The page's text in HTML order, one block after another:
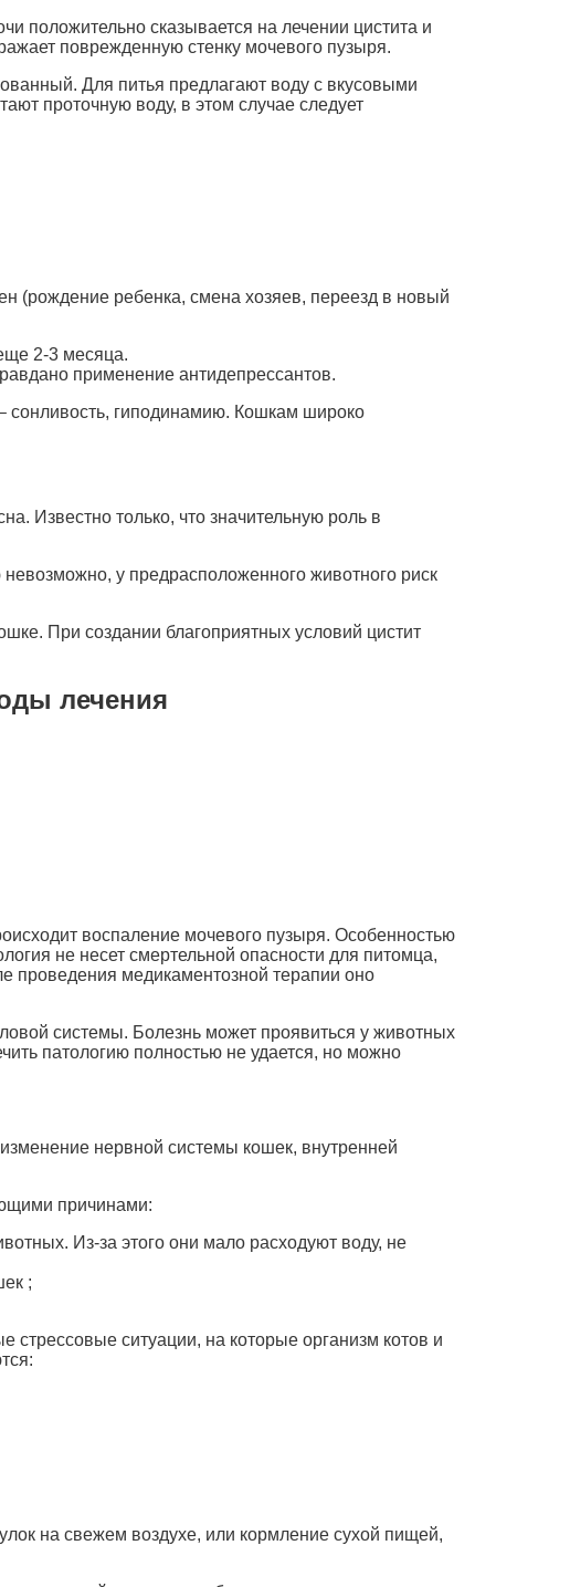
положительно сказывается на лечении цистита и
поврежденную стенку мочевого пузыря.
Для питья предлагают воду с вкусовыми
проточную воду, в этом случае следует
(рождение ребенка, смена хозяев, переезд в новый
2-3 месяца.
применение антидепрессантов.
сонливость, гиподинамию. Кошкам широко
Известно только, что значительную роль в
у предрасположенного животного риск
При создании благоприятных условий цистит
лечения
воспаление мочевого пузыря. Особенностью
не несет смертельной опасности для питомца,
проведения медикаментозной терапии оно
системы. Болезнь может проявиться у животных
патологию полностью не удается, но можно
нервной системы кошек, внутренней
причинами:
Из-за этого они мало расходуют воду, не
;
ситуации, на которые организм котов и
на свежем воздухе, или кормление сухой пищей,